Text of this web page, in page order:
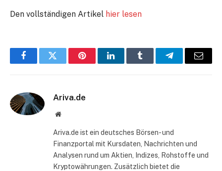
Den vollständigen Artikel hier lesen
FacebookTwitter PinterestLinkedInTumblr TelegramE-
Ariva.de
Website
Ariva.de ist ein deutsches Börsen- und
Finanzportal mit Kursdaten, Nachrichten und
Analysen rund um Aktien, Indizes, Rohstoffe und
Kryptowährungen. Zusätzlich bietet die